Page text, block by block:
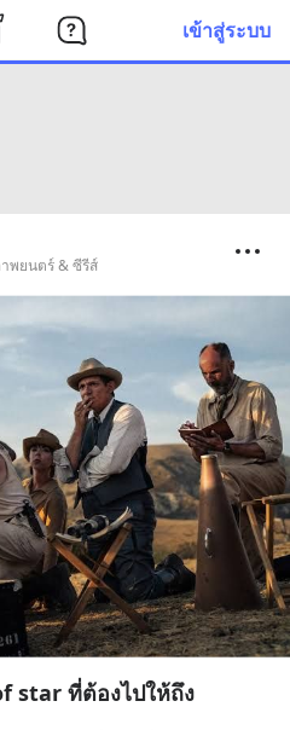
เข้าสู่ระบบ
พยนตร์ & ซีรีส์
star ที่ต้องไปให้ถึง